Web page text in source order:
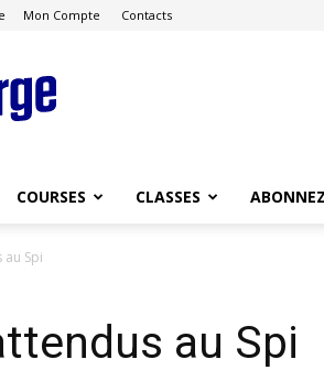
Mon Compte Contacts
COURSES CLASSES
Spi
au Spi